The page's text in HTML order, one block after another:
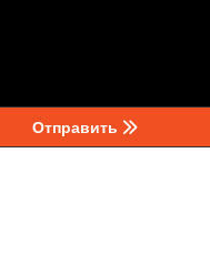
Отправить